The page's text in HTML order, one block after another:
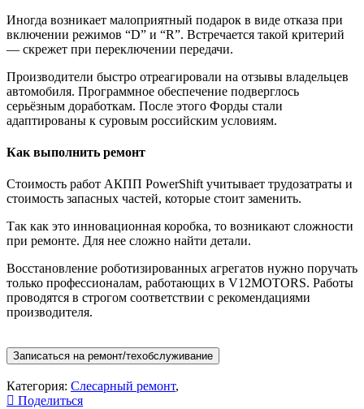
Иногда возникает малоприятный подарок в виде отказа при
включении режимов “D” и “R”. Встречается такой критерий
— скрежет при переключении передачи.
Производители быстро отреагировали на отзывы владельцев
автомобиля. Программное обеспечение подверглось
серьёзным доработкам. После этого Форды стали
адаптированы к суровым российским условиям.
Как выполнить ремонт
Стоимость работ АКПП РowerShift учитывает трудозатраты и
стоимость запасных частей, которые стоит заменить.
Так как это инновационная коробка, то возникают сложности
при ремонте. Для нее сложно найти детали.
Восстановление роботизированных агрегатов нужно поручать
только профессионалам, работающих в V12MOTORS. Работы
проводятся в строгом соответствии с рекомендациями
производителя.
Записаться на ремонт/техобслуживание
Категория: Слесарный ремонт,
Поделиться